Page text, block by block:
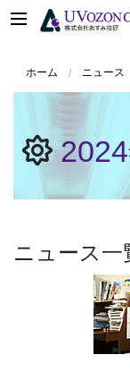
ホーム ニュース
ニュース一